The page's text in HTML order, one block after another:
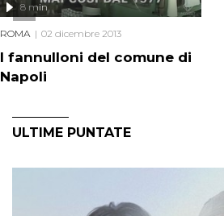
I fannulloni del comune di
Napoli
8 min
ROMA 02 dicembre 2013
ULTIME PUNTATE